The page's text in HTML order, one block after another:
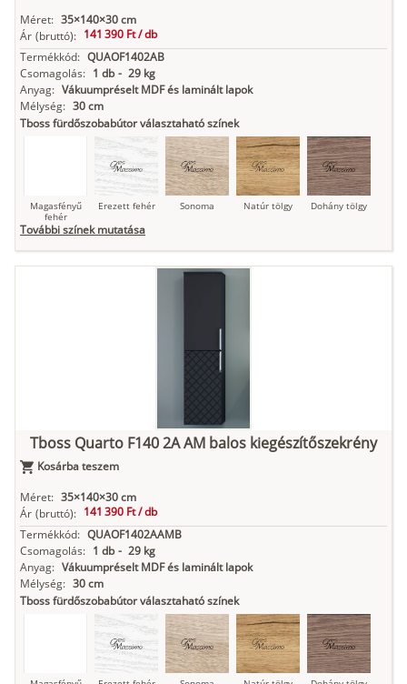
Méret: 35×140×30 cm
Ár (bruttó): 141 390 Ft /db
Termékkód: QUAOF1402AB
Csomagolás: 1 db - 29 kg
Anyag: Vákuumpréselt MDF és laminált lapok
Mélység: 30 cm
Tboss fürdőszobabútor választaható színek
Magasfényű
fehér
Erezett fehér Sonoma Natúr tölgy Dohány tölgy
Antracit Matt fekete
További színek mutatása
Tboss Quarto F140 2A AM balos kiegészítőszekrény
Kosárba teszem
Méret: 35×140×30 cm
Ár (bruttó): 141 390 Ft /db
Termékkód: QUAOF1402AAMB
Csomagolás: 1 db - 29 kg
Anyag: Vákuumpréselt MDF és laminált lapok
Mélység: 30 cm
Tboss fürdőszobabútor választaható színek